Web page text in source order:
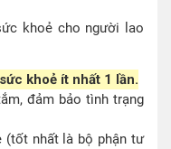
khoẻ cho người lao
khoẻ ít nhất 1 lần.
đảm bảo tình trạng
(tốt nhất là bộ phận tư